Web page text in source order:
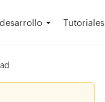
Tutoriales